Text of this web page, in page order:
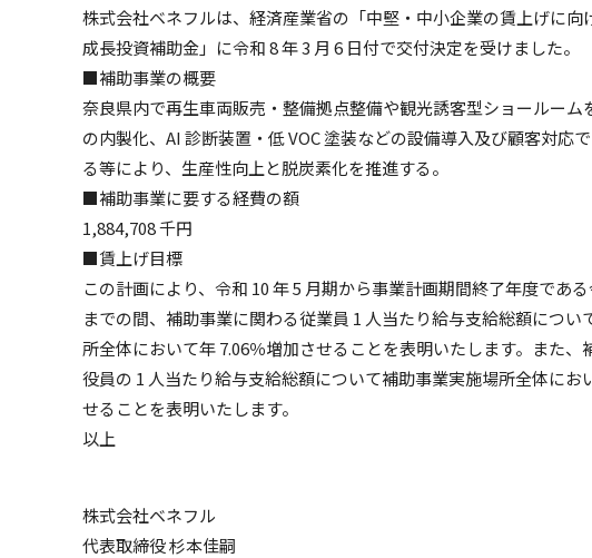
株式会社ベネフルは、経済産業省の「中堅・中小企業の賃上げに向
成長投資補助金」に令和 8 年 3 月 6 日付で交付決定を受けました。
■補助事業の概要
奈良県内で再生車両販売・整備拠点整備や観光誘客型ショールーム
の内製化、AI 診断装置・低 VOC 塗装などの設備導入及び顧客対応
る等により、生産性向上と脱炭素化を推進する。
■補助事業に要する経費の額
1,884,708 千円
■賃上げ目標
この計画により、令和 10 年 5 月期から事業計画期間終了年度である
までの間、補助事業に関わる従業員 1 人当たり給与支給総額につい
所全体において年 7.06％増加させることを表明いたします。また、
役員の 1 人当たり給与支給総額について補助事業実施場所全体にお
せることを表明いたします。
以上
株式会社ベネフル
代表取締役 杉本佳嗣